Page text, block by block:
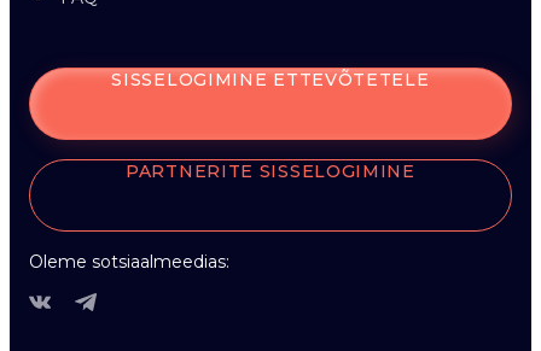
SISSELOGIMINE ETTEVÕTETELE
PARTNERITE SISSELOGIMINE
Oleme sotsiaalmeedias: